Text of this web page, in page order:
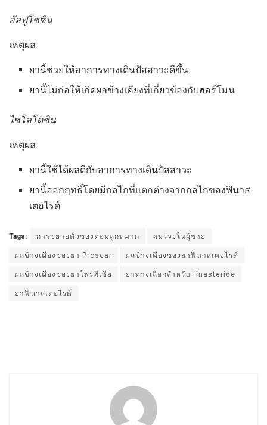
อัลฟูโซซิน
เหตุผล:
ยานี้ช่วยให้อาการทางเดินปัสสาวะดีขึ้น
ยานี้ไม่ก่อให้เกิดผลข้างเคียงที่เกี่ยวข้องกับฮอร์โมน
ไซโลโดซิน
เหตุผล:
ยานี้ใช้ได้ผลดีกับอาการทางเดินปัสสาวะ
ยานี้ออกฤทธิ์โดยมีกลไกที่แตกต่างจากกลไกของฟินาส
เตอไรด์
Tags: การขยายตัวของต่อมลูกหมาก ผมร่วงในผู้ชาย
ผลข้างเคียงของยา Proscar ผลข้างเคียงของยาฟินาสเตอไรด์
ผลข้างเคียงของยาโพรพีเซีย ยาทางเลือกสำหรับ finasteride
ยาฟินาสเตอไรด์